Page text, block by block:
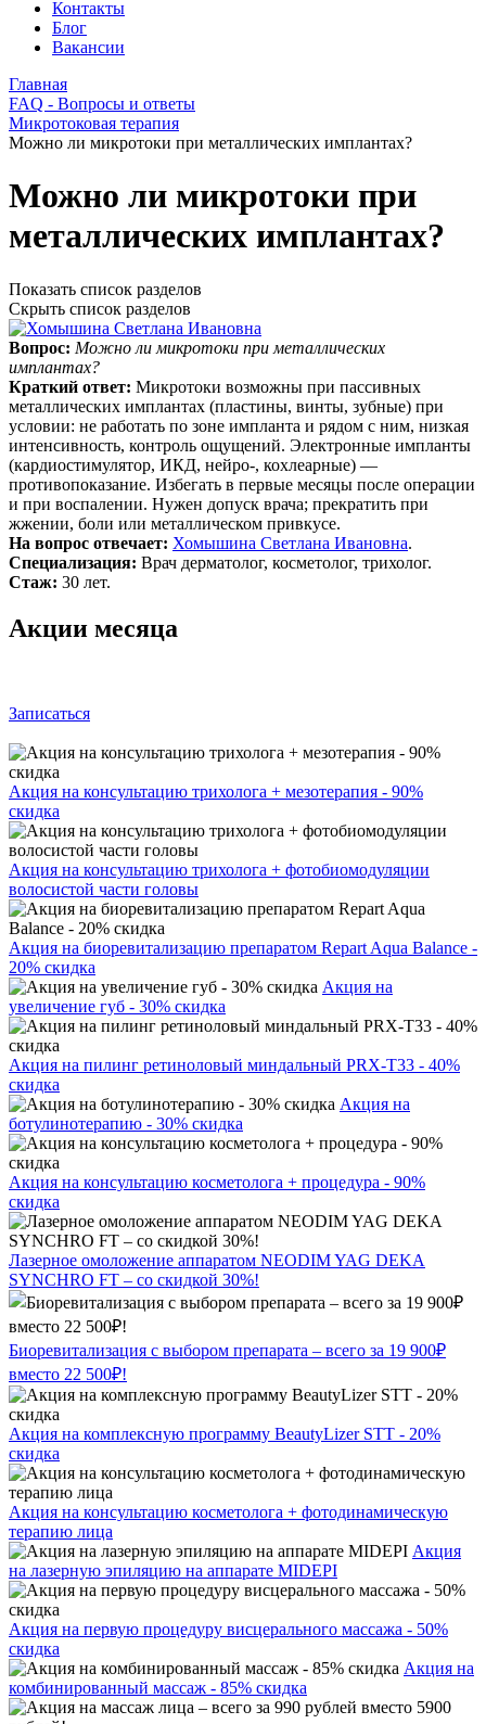
Контакты
Блог
Вакансии
Главная
FAQ - Вопросы и ответы
Микротоковая терапия
Можно ли микротоки при металлических имплантах?
Можно ли микротоки при
металлических имплантах?
Показать список разделов
Скрыть список разделов
Вопрос: Можно ли микротоки при металлических
имплантах?
Краткий ответ: Микротоки возможны при пассивных
металлических имплантах (пластины, винты, зубные) при
условии: не работать по зоне импланта и рядом с ним, низкая
интенсивность, контроль ощущений. Электронные импланты
(кардиостимулятор, ИКД, нейро-, кохлеарные) —
противопоказание. Избегать в первые месяцы после операции
и при воспалении. Нужен допуск врача; прекратить при
жжении, боли или металлическом привкусе.
На вопрос отвечает: Хомышина Светлана Ивановна.
Специализация: Врач дерматолог, косметолог, трихолог.
Стаж: 30 лет.
Акции месяца
Записаться
Акция на консультацию трихолога + мезотерапия - 90%
скидка
Акция на консультацию трихолога + фотобиомодуляции
волосистой части головы
Акция на биоревитализацию препаратом Repart Aqua Balance -
20% скидка
Акция на
увеличение губ - 30% скидка
Акция на пилинг ретиноловый миндальный PRX-T33 - 40%
скидка
Акция на
ботулинотерапию - 30% скидка
Акция на консультацию косметолога + процедура - 90%
скидка
Лазерное омоложение аппаратом NEODIM YAG DEKA
SYNCHRO FT – со скидкой 30%!
Биоревитализация с выбором препарата – всего за 19 900₽
вместо 22 500₽!
Акция на комплексную программу BeautyLizer STT - 20%
скидка
Акция на консультацию косметолога + фотодинамическую
терапию лица
Акция
на лазерную эпиляцию на аппарате MIDEPI
Акция на первую процедуру висцерального массажа - 50%
скидка
Акция на
комбинированный массаж - 85% скидка